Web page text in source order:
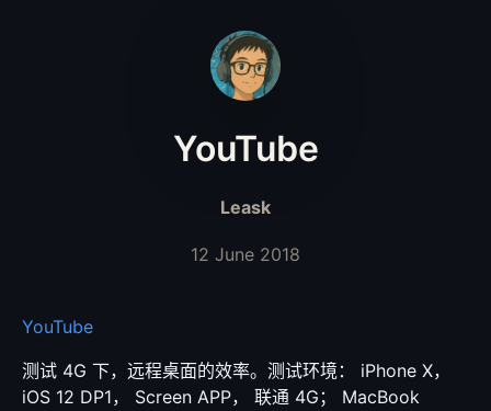
YouTube
Leask
12 June 2018
YouTube
测试 4G 下，远程桌面的效率。测试环境： iPhone X，
iOS 12 DP1， Screen APP， 联通 4G； MacBook